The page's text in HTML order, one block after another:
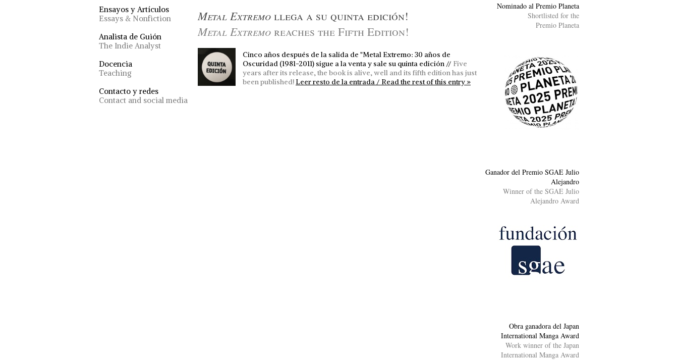
Ensayos y Artículos
Essays & Nonfiction
Analista de Guión
The Indie Analyst
Docencia
Teaching
Contacto y redes
Contact and social media
Metal Extremo llega a su quinta edición!
Metal Extremo reaches the Fifth Edition!
Cinco años después de la salida de "Metal Extremo: 30 años de
Oscuridad (1981-2011) sigue a la venta y sale su quinta edición // Five
years after its release, the book is alive, well and its fifth edition has just
been published! Leer resto de la entrada / Read the rest of this entry »
Nominado al Premio Planeta
Shortlisted for the
Premio Planeta
Ganador del Premio SGAE Julio
Alejandro
Winner of the SGAE Julio
Alejandro Award
Obra ganadora del Japan
International Manga Award
Work winner of the Japan
International Manga Award